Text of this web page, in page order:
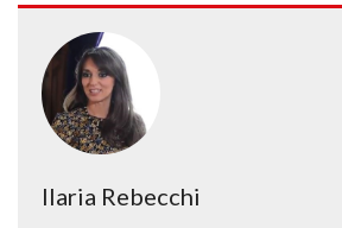
Ilaria Rebecchi